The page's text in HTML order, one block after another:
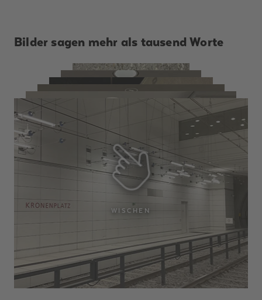
Bilder sagen mehr als tausend Worte
WISCHEN